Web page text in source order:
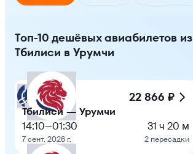
Топ-10 дешёвых авиабилетов из
Тбилиси в Урумчи
22 866 ₽
Тбилиси — Урумчи
14:10—01:30
7 сент. 2026 г.
31 ч 20 м
2 пересадки